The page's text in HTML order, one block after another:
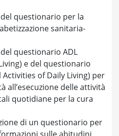
questionario per la
sanitaria-
questionario ADL
e del questionario
of Daily Living) per
all’esecuzione delle attività
quotidiane per la cura
di un questionario per